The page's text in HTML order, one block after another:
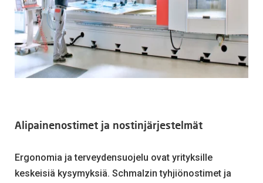
Alipainenostimet ja nostinjärjestelmät
Ergonomia ja terveydensuojelu ovat yrityksille
keskeisiä kysymyksiä. Schmalzin tyhjiönostimet ja